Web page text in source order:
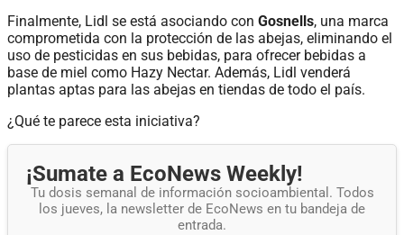
Finalmente, Lidl se está asociando con Gosnells, una marca
comprometida con la protección de las abejas, eliminando el
uso de pesticidas en sus bebidas, para ofrecer bebidas a
base de miel como Hazy Nectar. Además, Lidl venderá
plantas aptas para las abejas en tiendas de todo el país.
¿Qué te parece esta iniciativa?
¡Sumate a EcoNews Weekly!
Tu dosis semanal de información socioambiental. Todos
los jueves, la newsletter de EcoNews en tu bandeja de
entrada.